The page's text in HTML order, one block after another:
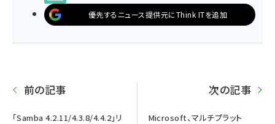
優先するニュース提供元にThink ITを追加
前の記事
「Samba 4.2.11/4.3.8/4.4.2」リ
次の記事
Microsoft、マルチプラット